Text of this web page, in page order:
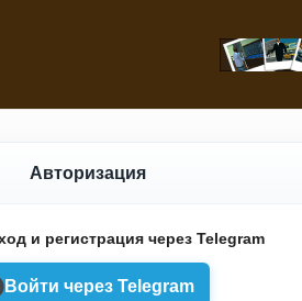
Авторизация
и регистрация через Telegram
Войти через Telegram